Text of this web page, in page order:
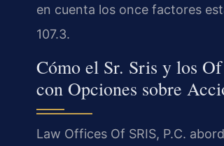
en cuenta los once factores
107.3.
Cómo el Sr. Sris y los
con Opciones sobre
Law Offices Of SRIS, P.C.